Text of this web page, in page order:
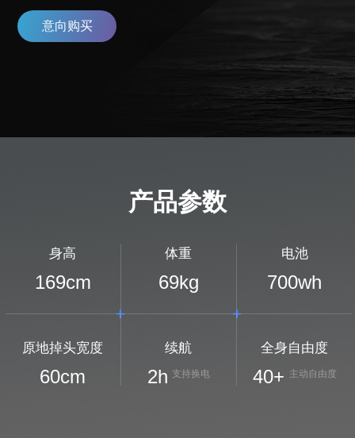
意向购买
产品参数
身高
169cm
体重
69kg
电池
700wh
原地掉头宽度
60cm
续航
2h 支持换电
全身自由度
40+ 主动自由度